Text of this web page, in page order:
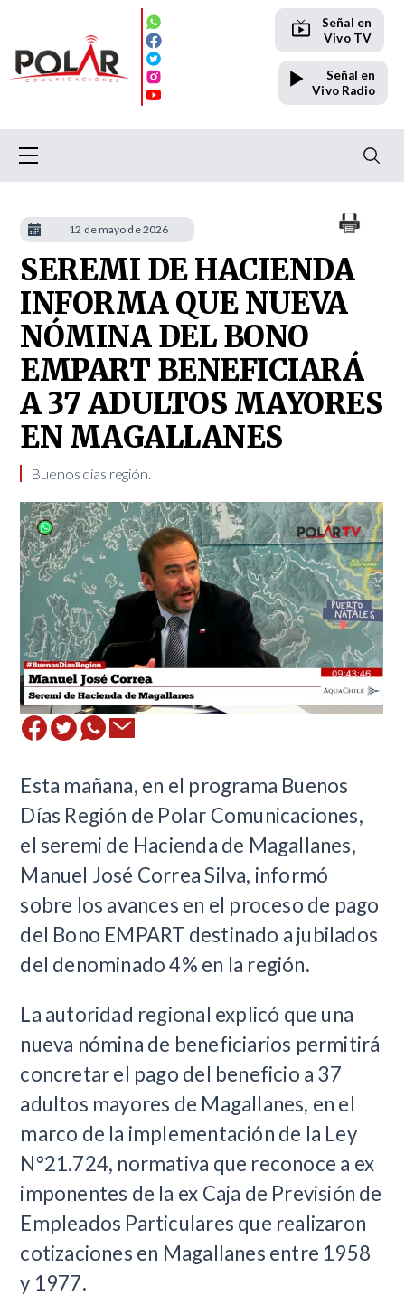
Señal en
Vivo TV
Señal en
Vivo Radio
SEREMI DE HACIENDA
INFORMA QUE NUEVA
NÓMINA DEL BONO
EMPART BENEFICIARÁ
A 37 ADULTOS MAYORES
EN MAGALLANES
Buenos días región.
Esta mañana, en el programa Buenos
Días Región de Polar Comunicaciones,
el seremi de Hacienda de Magallanes,
Manuel José Correa Silva, informó
sobre los avances en el proceso de pago
del Bono EMPART destinado a jubilados
del denominado 4% en la región.
La autoridad regional explicó que una
nueva nómina de beneficiarios permitirá
concretar el pago del beneficio a 37
adultos mayores de Magallanes, en el
marco de la implementación de la Ley
N°21.724, normativa que reconoce a ex
imponentes de la ex Caja de Previsión de
Empleados Particulares que realizaron
cotizaciones en Magallanes entre 1958
y 1977.
12 de mayo de 2026